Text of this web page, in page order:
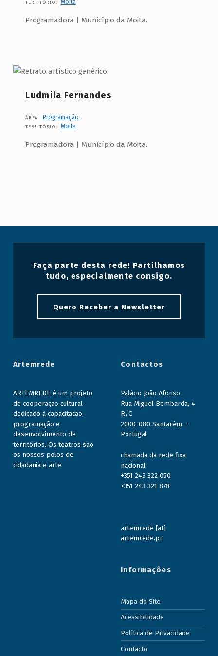
o
TERRITÓRIO: Moita
Programadora | Município da Moita.
Ludmila Fernandes
ÁREA: Programação
TERRITÓRIO: Moita
Programadora | Município da Moita.
Faça parte desta rede! Partilhamos
tudo, especialmente consigo.
Quero Receber a Newsletter
Artemrede
ARTEMREDE é um projeto
de cooperação cultural
dedicado à capacitação,
programação e
desenvolvimento de
territórios. Os teatros são
os nossos polos de
cidadania e arte.
Contactos
Palácio João Afonso
Rua Miguel Bombarda, 4
R/C
2000-080 Santarém –
Portugal
chamada da rede fixa
nacional
+351 243 322 050
+351 243 321 878
artemrede [at]
artemrede.pt
Informações
Mapa do Site
Acessibilidade
Política de Privacidade
Contacto